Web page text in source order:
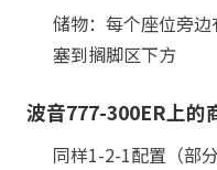
储物：每个座位旁
塞到搁脚区下方
波音777-300ER上的
同样1-2-1配置（部